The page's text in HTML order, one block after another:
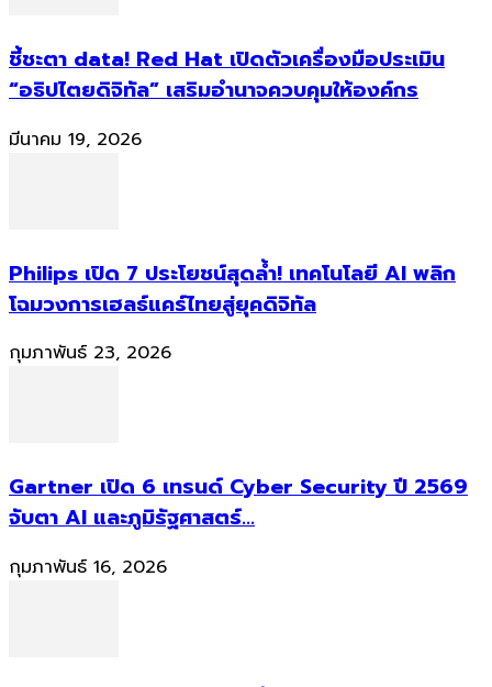
ชี้ชะตา data! Red Hat เปิดตัวเครื่องมือประเมิน
“อธิปไตยดิจิทัล” เสริมอำนาจควบคุมให้องค์กร
มีนาคม 19, 2026
Philips เปิด 7 ประโยชน์สุดล้ำ! เทคโนโลยี AI พลิก
โฉมวงการเฮลธ์แคร์ไทยสู่ยุคดิจิทัล
กุมภาพันธ์ 23, 2026
Gartner เปิด 6 เทรนด์ Cyber Security ปี 2569
จับตา AI และภูมิรัฐศาสตร์...
กุมภาพันธ์ 16, 2026